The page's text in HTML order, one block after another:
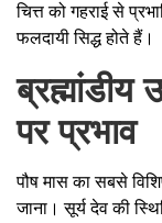
चित्त को गहराई से
फलदायी सिद्ध होते हैं।
ब्रह्मांडीय
पर प्रभाव
पौष मास का सबसे
जाना। सूर्य देव की